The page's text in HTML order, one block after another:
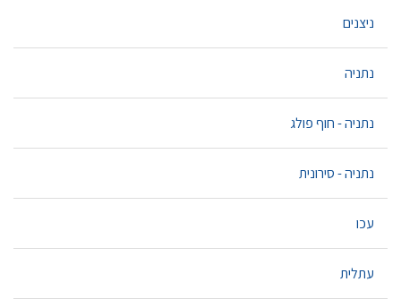
ניצנים
נתניה
נתניה - חוף פולג
נתניה - סירונית
עכו
עתלית